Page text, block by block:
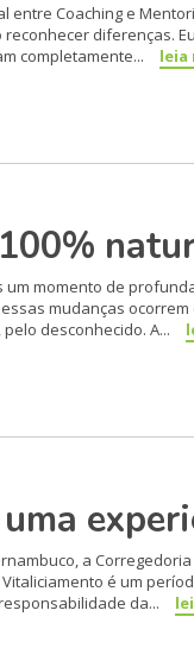
entre Coaching e
diferenças.
completamente...
leia
momento de
mudanças
desconhecido. A...
a
é um
da...